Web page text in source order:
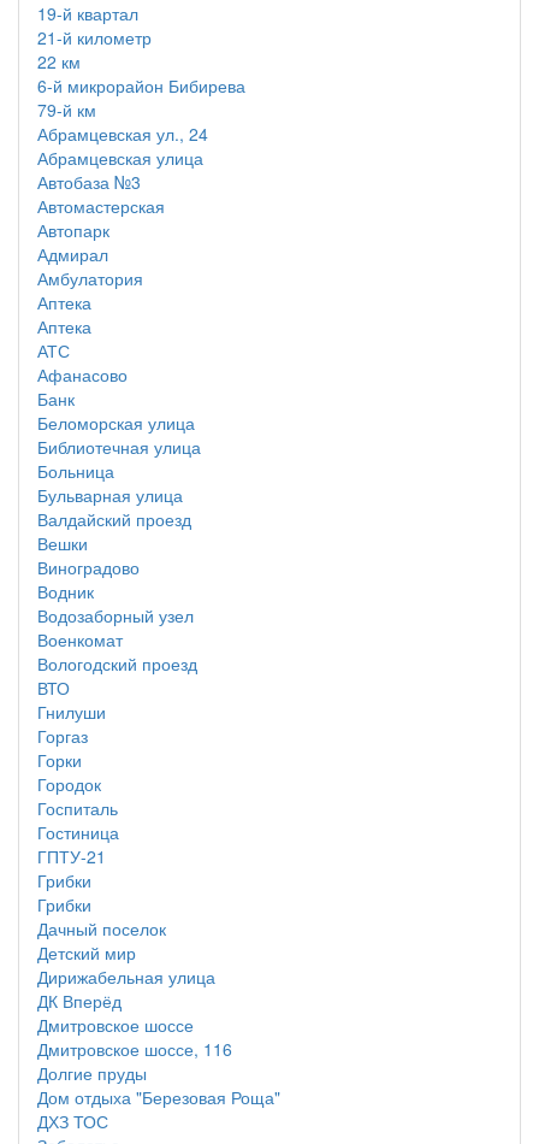
19-й квартал
21-й километр
22 км
6-й микрорайон Бибирева
79-й км
Абрамцевская ул., 24
Абрамцевская улица
Автобаза №3
Автомастерская
Автопарк
Адмирал
Амбулатория
Аптека
Аптека
АТС
Афанасово
Банк
Беломорская улица
Библиотечная улица
Больница
Бульварная улица
Валдайский проезд
Вешки
Виноградово
Водник
Водозаборный узел
Военкомат
Вологодский проезд
ВТО
Гнилуши
Горгаз
Горки
Городок
Госпиталь
Гостиница
ГПТУ-21
Грибки
Грибки
Дачный поселок
Детский мир
Дирижабельная улица
ДК Вперёд
Дмитровское шоссе
Дмитровское шоссе, 116
Долгие пруды
Дом отдыха "Березовая Роща"
ДХЗ ТОС